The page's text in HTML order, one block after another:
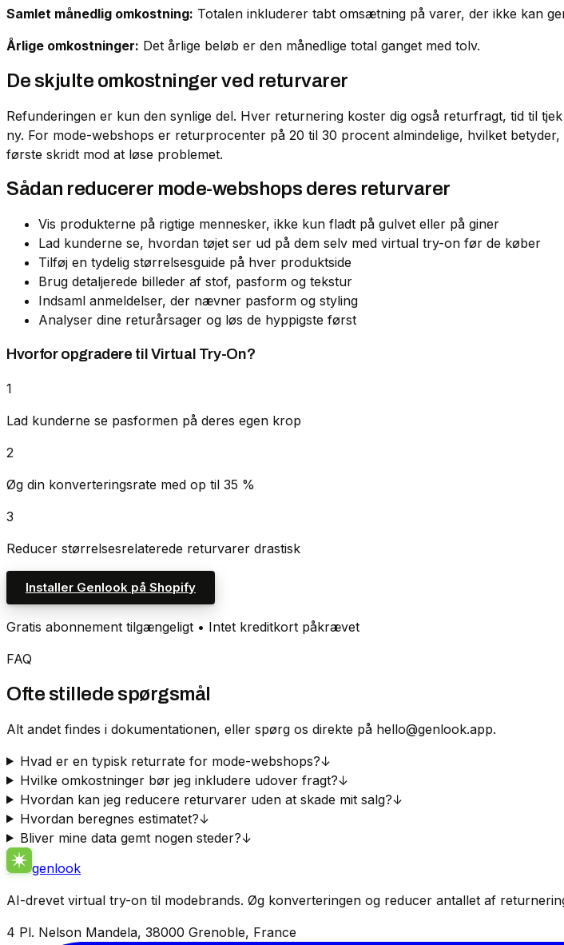
Samlet månedlig omkostning: Totalen inkluderer tabt omsætning på varer, der ikke kan
Årlige omkostninger: Det årlige beløb er den månedlige total ganget med tolv.
De skjulte omkostninger ved returvarer
Refunderingen er kun den synlige del. Hver returnering koster dig også returfragt, tid til
ny. For mode-webshops er returprocenter på 20 til 30 procent almindelige, hvilket
første skridt mod at løse problemet.
Sådan reducerer mode-webshops deres returvarer
Vis produkterne på rigtige mennesker, ikke kun fladt på gulvet eller på giner
Lad kunderne se, hvordan tøjet ser ud på dem selv med virtual try-on før de køber
Tilføj en tydelig størrelsesguide på hver produktside
Brug detaljerede billeder af stof, pasform og tekstur
Indsaml anmeldelser, der nævner pasform og styling
Analyser dine returårsager og løs de hyppigste først
Hvorfor opgradere til Virtual Try-On?
1
Lad kunderne se pasformen på deres egen krop
2
Øg din konverteringsrate med op til 35 %
3
Reducer størrelsesrelaterede returvarer drastisk
Installer Genlook på Shopify
Gratis abonnement tilgængeligt • Intet kreditkort påkrævet
FAQ
Ofte stillede spørgsmål
Alt andet findes i dokumentationen, eller spørg os direkte på hello@genlook.app.
Hvad er en typisk returrate for mode-webshops?↓
Hvilke omkostninger bør jeg inkludere udover fragt?↓
Hvordan kan jeg reducere returvarer uden at skade mit salg?↓
Hvordan beregnes estimatet?↓
Bliver mine data gemt nogen steder?↓
genlook
AI-drevet virtual try-on til modebrands. Øg konverteringen og reducer antallet af
4 Pl. Nelson Mandela, 38000 Grenoble, France